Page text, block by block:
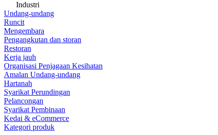
Industri
Undang-undang
Runcit
Mengembara
Pengangkutan dan storan
Restoran
Kerja jauh
Organisasi Penjagaan Kesihatan
Amalan Undang-undang
Hartanah
Syarikat Perundingan
Pelancongan
Syarikat Pembinaan
Kedai & eCommerce
Kategori produk